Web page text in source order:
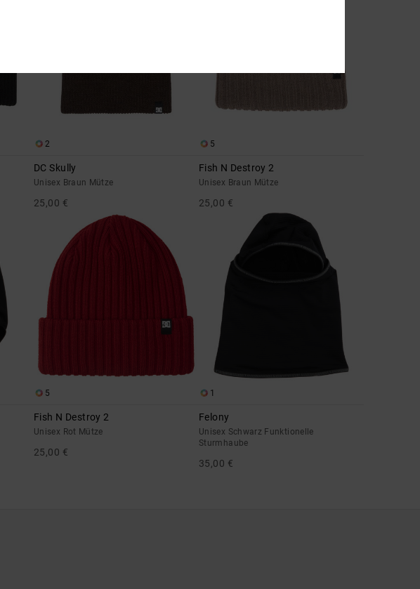
2
DC Skully
Unisex Braun Mütze
25,00 €
5
Fish N Destroy 2
Unisex Braun Mütze
25,00 €
5
Fish N Destroy 2
Unisex Rot Mütze
25,00 €
1
Felony
Unisex Schwarz Funktionelle
Sturmhaube
35,00 €